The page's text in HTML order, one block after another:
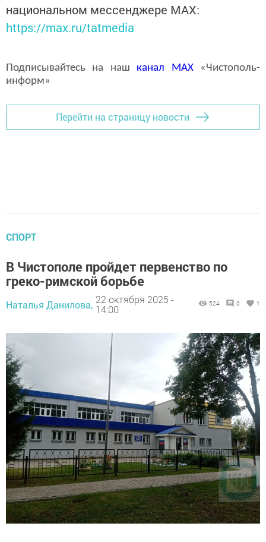
национальном мессенджере MАХ:
https://max.ru/tatmedia
Подписывайтесь на наш канал MAX«Чистополь-
информ»
Перейти на страницу новости
СПОРТ
В Чистополе пройдет первенство по
греко-римской борьбе
Наталья Данилова, 22 октября 2025 -
14:00
524 0 1